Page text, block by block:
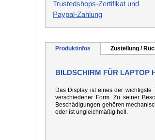
Trustedshops-Zertifikat und
Paypal-Zahlung
Produktinfos Zustellung /
BILDSCHIRM FÜR LAPTOP
Das Display ist eines der
verschiedener Form. Zu seiner
Beschädigungen gehören
oder ist ungleichmäßig hell.